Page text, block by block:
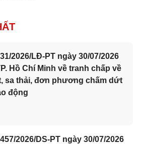
2026/LĐ-PT ngày 30/07/2026
Hồ Chí Minh về tranh chấp về
sa thải, đơn phương chấm dứt
động
2026/DS-PT ngày 30/07/2026